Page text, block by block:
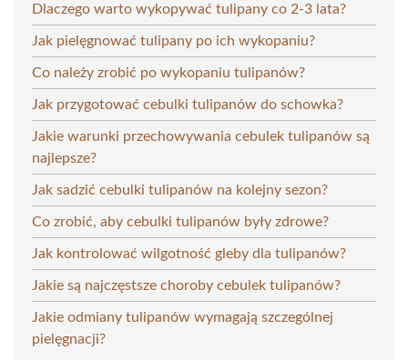
Dlaczego warto wykopywać tulipany co 2-3 lata?
Jak pielęgnować tulipany po ich wykopaniu?
Co należy zrobić po wykopaniu tulipanów?
Jak przygotować cebulki tulipanów do schowka?
Jakie warunki przechowywania cebulek tulipanów są
najlepsze?
Jak sadzić cebulki tulipanów na kolejny sezon?
Co zrobić, aby cebulki tulipanów były zdrowe?
Jak kontrolować wilgotność gleby dla tulipanów?
Jakie są najczęstsze choroby cebulek tulipanów?
Jakie odmiany tulipanów wymagają szczególnej
pielęgnacji?